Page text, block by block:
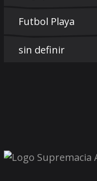
Futbol Playa
sin definir